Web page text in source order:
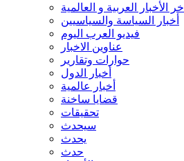
أخر الأخبار العربية و العالمية
أخبار السياسة والسياسيين
فيديو العرب اليوم
عناوين الاخبار
حوارات وتقارير
أخبار الدول
أخبار عالمية
قضايا ساخنة
تحقيقات
سيحدث
يحدث
حدث